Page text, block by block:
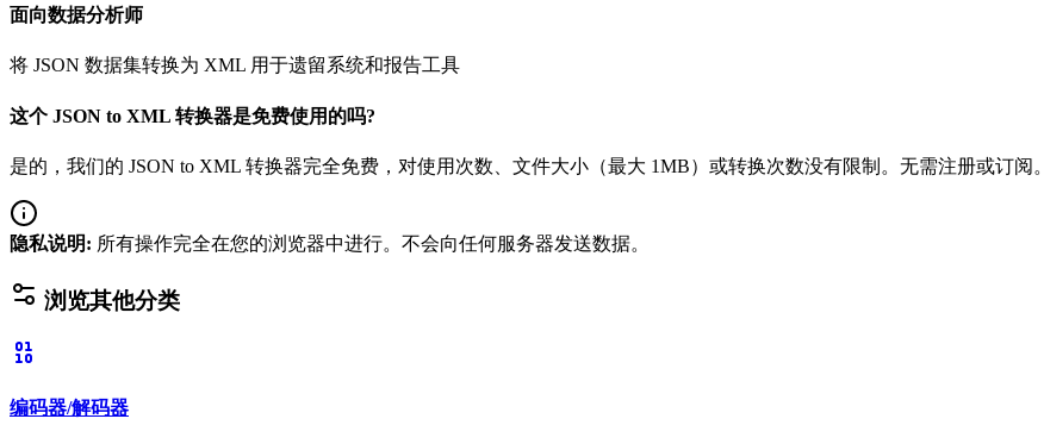
面向数据分析师
将 JSON 数据集转换为 XML 用于遗留系统和报告工具
这个 JSON to XML 转换器是免费使用的吗?
是的，我们的 JSON to XML 转换器完全免费，对使用次数、文件大小（最大 1MB）或转换次数没有限制。无需注册或订阅。
隐私说明: 所有操作完全在您的浏览器中进行。不会向任何服务器发送数据。
浏览其他分类
编码器/解码器